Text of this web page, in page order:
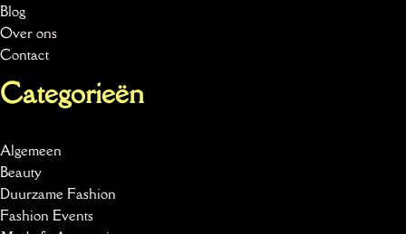
Blog
Over ons
Contact
Categorieën
Algemeen
Beauty
Duurzame Fashion
Fashion Events